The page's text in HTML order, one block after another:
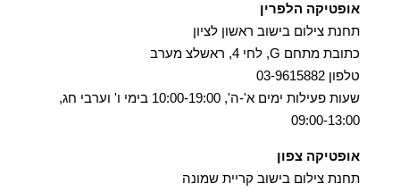
אופטיקה הלפרין
תחנת צילום בישוב ראשון לציון
כתובת מתחם G, לחי 4, ראשלצ מערב
טלפון 03-9615882
שעות פעילות ימים א'-ה', 10:00-19:00 בימי ו' וערבי חג,
09:00-13:00
אופטיקה צפון
תחנת צילום בישוב קריית שמונה